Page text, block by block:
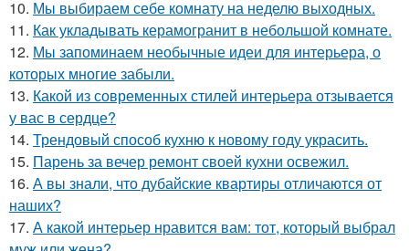
10. Мы выбираем себе комнату на неделю выходных.
11. Как укладывать керамогранит в небольшой комнате.
12. Мы запоминаем необычные идеи для интерьера, о
которых многие забыли.
13. Какой из современных стилей интерьера отзывается
у вас в сердце?
14. Трендовый способ кухню к новому году украсить.
15. Парень за вечер ремонт своей кухни освежил.
16. А вы знали, что дубайские квартиры отличаются от
наших?
17. А какой интерьер нравится вам: тот, который выбрал